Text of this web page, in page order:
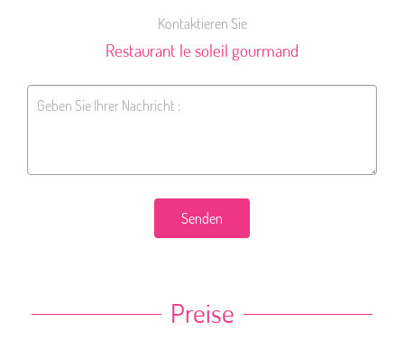
Kontaktieren Sie
Restaurant le soleil gourmand
Senden
Preise